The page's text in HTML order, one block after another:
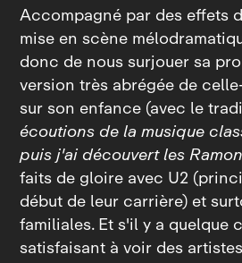
Accompagné par des effets
mise en scène
donc de nous surjouer sa
version très abrégée de
sur son enfance (avec le
écoutions de la musique
puis j'ai découvert les
faits de gloire avec U2
début de leur carrière) et
familiales. Et s'il y a quelque
satisfaisant à voir des